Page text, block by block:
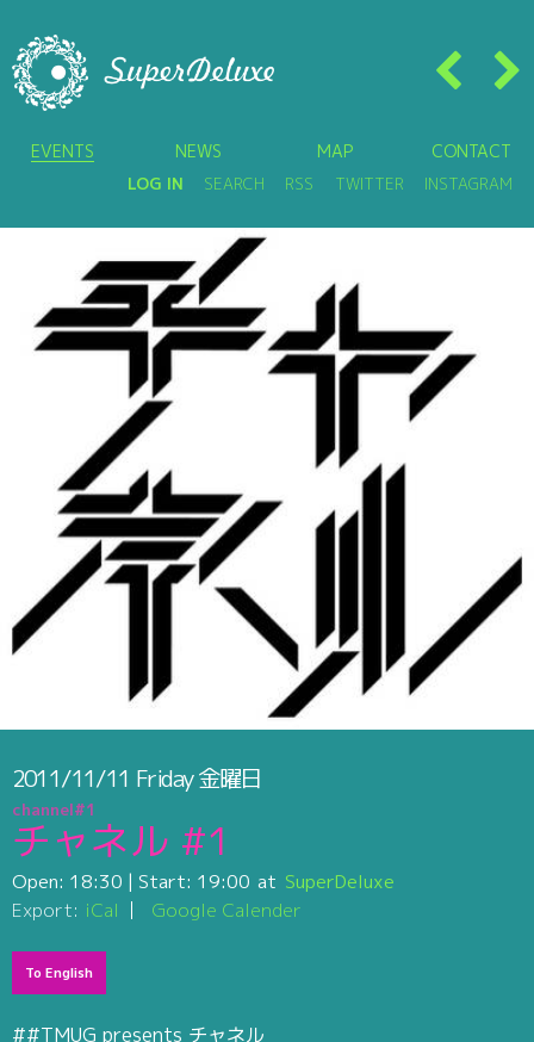
EVENTS NEWS MAP CONTACT
LOG IN SEARCH RSS TWITTER INSTAGRAM
2011/11/11 Friday金曜日
channel#1
チャネル #1
Open: 18:30 | Start: 19:00
SuperDeluxe
Export: iCal Google Calender
To English
##TMUG presents チャネル